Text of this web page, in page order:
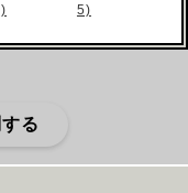
5)
る